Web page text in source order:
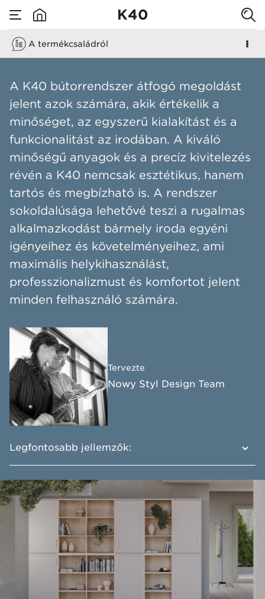
K40
A termékcsaládról
K40
A K40 bútorrendszer átfogó megoldást
jelent azok számára, akik értékelik a
minőséget, az egyszerű kialakítást és a
funkcionalitást az irodában. A kiváló
minőségű anyagok és a precíz kivitelezés
révén a K40 nemcsak esztétikus, hanem
tartós és megbízható is. A rendszer
sokoldalúsága lehetővé teszi a rugalmas
alkalmazkodást bármely iroda egyéni
igényeihez és követelményeihez, ami
maximális helykihasználást,
professzionalizmust és komfortot jelent
minden felhasználó számára.
Tervezte
Nowy Styl Design Team
Legfontosabb jellemzők:
A kiváló minőségű kivitelezés biztosítja a
hosszú távú használatot
A termékek széles választéka megfelel a
különböző igényeknek
Hatékony helykihasználás a funkcionális
tárolási megoldásoknak köszönhetően